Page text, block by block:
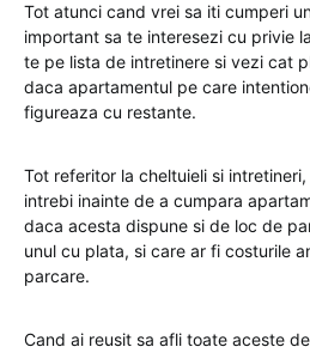
Tot atunci cand vrei sa iti cumperi
important sa te interesezi cu privie
te pe lista de intretinere si vezi cat
daca apartamentul pe care
figureaza cu restante.
Tot referitor la cheltuieli si
intrebi inainte de a cumpara
daca acesta dispune si de loc de
unul cu plata, si care ar fi costurile
parcare.
Cand ai reusit sa afli toate aceste